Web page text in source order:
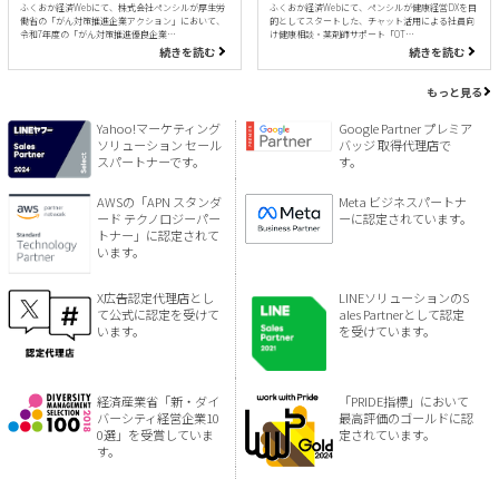
ふくおか経済Webにて、株式会社ペンシルが厚生労
働省の「がん対策推進企業アクション」において、
令和7年度の「がん対策推進優良企業…
続きを読む
ふくおか経済Webにて、ペンシルが健康経営DXを目
的としてスタートした、チャット活用による社員向
け健康相談・薬剤師サポート「OT…
続きを読む
もっと見る
Yahoo!マーケティング
ソリューション セール
スパートナーです。
Google Partner プレミア
バッジ 取得代理店で
す。
AWSの「APN スタンダ
ード テクノロジーパー
トナー」に認定されて
います。
Meta ビジネスパートナ
ーに認定されています。
X広告認定代理店とし
て公式に認定を受けて
います。
LINEソリューションのS
ales Partnerとして認定
を受けています。
経済産業省「新・ダイ
バーシティ経営企業10
0選」を受賞していま
す。
「PRIDE指標」において
最高評価のゴールドに認
定されています。